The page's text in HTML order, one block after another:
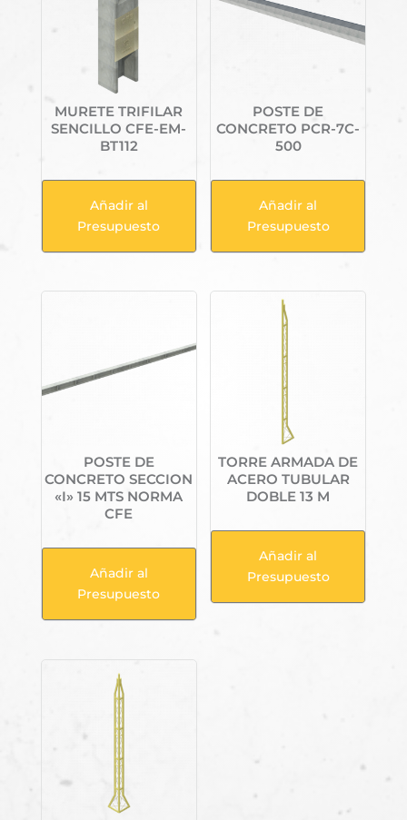
MURETE TRIFILAR
SENCILLO CFE-EM-
BT112
Añadir al
Presupuesto
POSTE DE
CONCRETO PCR-7C-
500
Añadir al
Presupuesto
POSTE DE
CONCRETO SECCION
«I» 15 MTS NORMA
CFE
Añadir al
Presupuesto
TORRE ARMADA DE
ACERO TUBULAR
DOBLE 13 M
Añadir al
Presupuesto